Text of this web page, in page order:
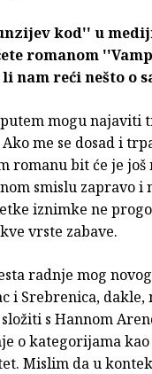
kod'' u
romanom
nam reći nešto o
mogu
me se dosad i
romanu bit će je
smislu zapravo i
iznimke ne
vrste zabave.
radnje mog
i Srebrenica,
s Hannom
o kategorijama
Mislim da u